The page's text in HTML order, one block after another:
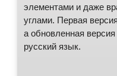
элементами и даже
углами. Первая
а обновленная
русский язык.